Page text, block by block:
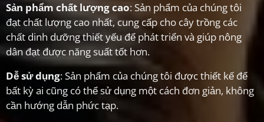
Sản phẩm chất lượng cao: Sản phẩm của chúng tôi
đạt chất lượng cao nhất, cung cấp cho cây trồng các
chất dinh dưỡng thiết yếu để phát triển và giúp nông
dân đạt được năng suất tốt hơn.
Dễ sử dụng: Sản phẩm của chúng tôi được thiết kế để
bất kỳ ai cũng có thể sử dụng một cách đơn giản, không
cần hướng dẫn phức tạp.